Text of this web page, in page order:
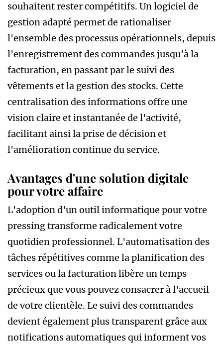
souhaitent rester compétitifs. Un logiciel de
gestion adapté permet de rationaliser
l'ensemble des processus opérationnels, depuis
l'enregistrement des commandes jusqu'à la
facturation, en passant par le suivi des
vêtements et la gestion des stocks. Cette
centralisation des informations offre une
vision claire et instantanée de l'activité,
facilitant ainsi la prise de décision et
l'amélioration continue du service.
Avantages d'une solution digitale
pour votre affaire
L'adoption d'un outil informatique pour votre
pressing transforme radicalement votre
quotidien professionnel. L'automatisation des
tâches répétitives comme la planification des
services ou la facturation libère un temps
précieux que vous pouvez consacrer à l'accueil
de votre clientèle. Le suivi des commandes
devient également plus transparent grâce aux
notifications automatiques qui informent vos